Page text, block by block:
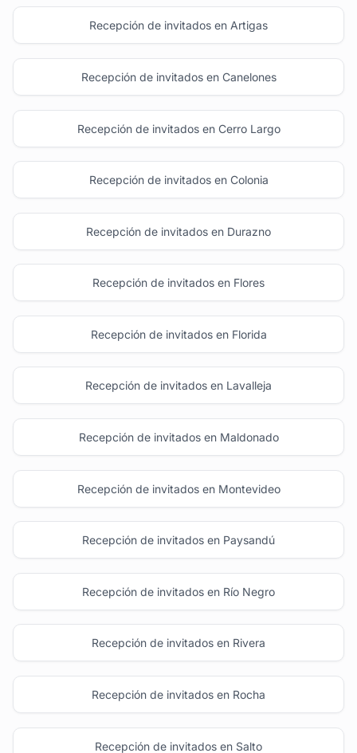
Recepción de invitados en Artigas
Recepción de invitados en Canelones
Recepción de invitados en Cerro Largo
Recepción de invitados en Colonia
Recepción de invitados en Durazno
Recepción de invitados en Flores
Recepción de invitados en Florida
Recepción de invitados en Lavalleja
Recepción de invitados en Maldonado
Recepción de invitados en Montevideo
Recepción de invitados en Paysandú
Recepción de invitados en Río Negro
Recepción de invitados en Rivera
Recepción de invitados en Rocha
Recepción de invitados en Salto